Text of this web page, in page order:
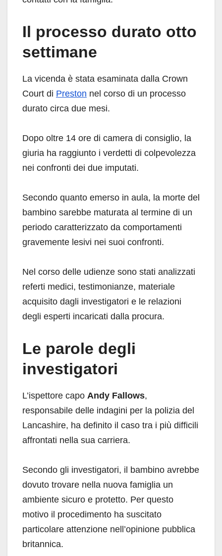
Il processo durato otto
settimane
La vicenda è stata esaminata dalla Crown
Court di Preston nel corso di un processo
durato circa due mesi.
Dopo oltre 14 ore di camera di consiglio, la
giuria ha raggiunto i verdetti di colpevolezza
nei confronti dei due imputati.
Secondo quanto emerso in aula, la morte del
bambino sarebbe maturata al termine di un
periodo caratterizzato da comportamenti
gravemente lesivi nei suoi confronti.
Nel corso delle udienze sono stati analizzati
referti medici, testimonianze, materiale
acquisito dagli investigatori e le relazioni
degli esperti incaricati dalla procura.
Le parole degli
investigatori
L’ispettore capo Andy Fallows,
responsabile delle indagini per la polizia del
Lancashire, ha definito il caso tra i più difficili
affrontati nella sua carriera.
Secondo gli investigatori, il bambino avrebbe
dovuto trovare nella nuova famiglia un
ambiente sicuro e protetto. Per questo
motivo il procedimento ha suscitato
particolare attenzione nell’opinione pubblica
britannica.